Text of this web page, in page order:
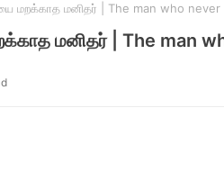
மறக்காத மனிதர் | The man who
மனிதர் | The man